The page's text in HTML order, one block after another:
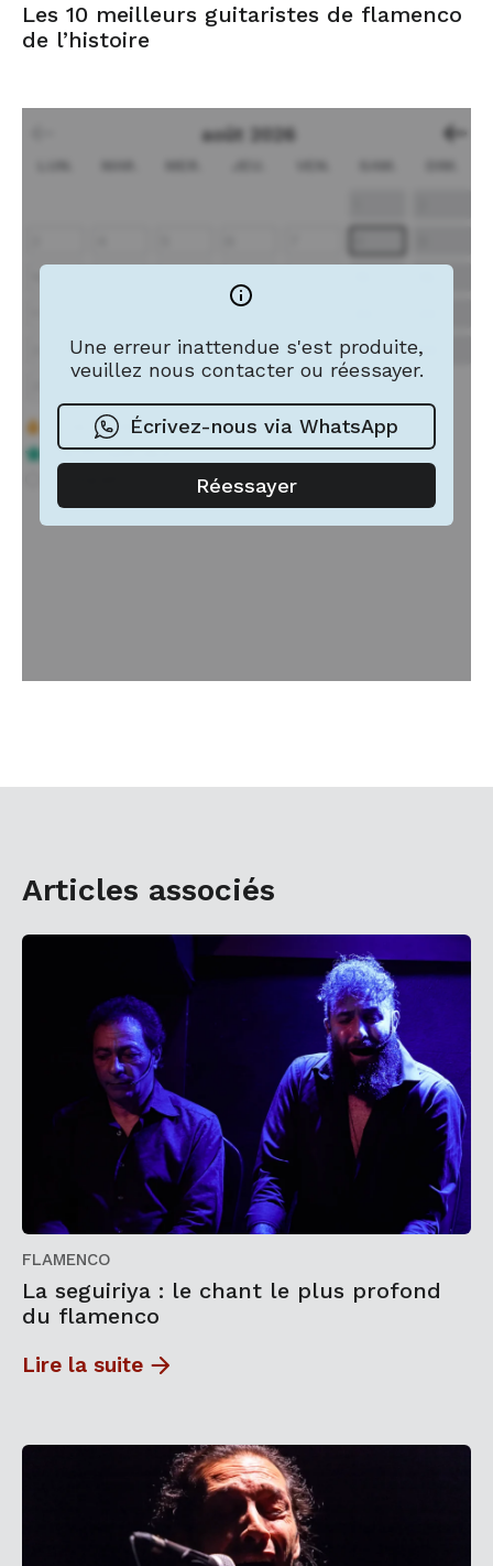
Les 10 meilleurs guitaristes de flamenco
de l’histoire
Articles associés
FLAMENCO
La seguiriya : le chant le plus profond
du flamenco
Lire la suite